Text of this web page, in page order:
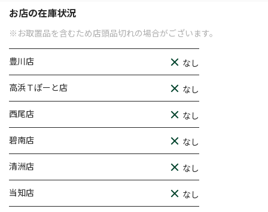
お店の在庫状況
※お取置品を含むため店頭品切れの場合がございます。
豊川店 なし
高浜Ｔぽーと店 なし
西尾店 なし
碧南店 なし
清洲店 なし
当知店 なし